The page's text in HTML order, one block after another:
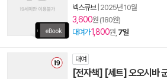
넥스큐브| 2025년 10월
3,600원 (180원)
대여가1,800원, 7일
대여
[전자책] [세트] 오오시바